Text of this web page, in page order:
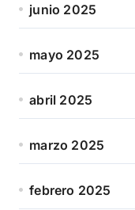
junio 2025
mayo 2025
abril 2025
marzo 2025
febrero 2025